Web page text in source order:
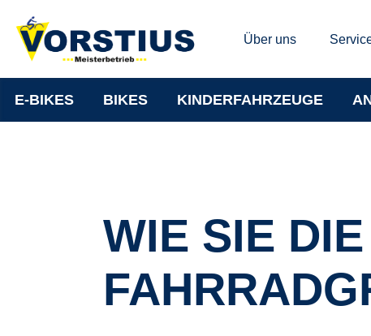
Über uns
E-BIKES BIKES KINDERFAHRZEUGE
WIE SIE